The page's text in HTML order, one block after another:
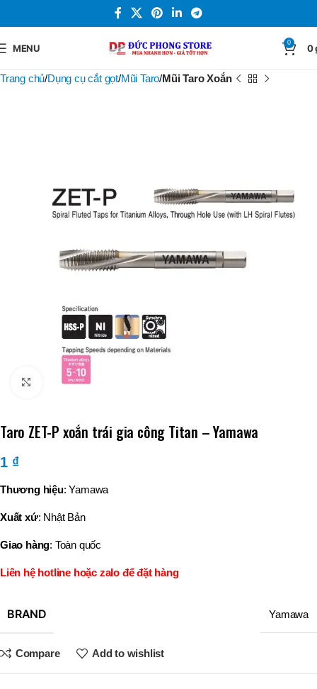
MENU 0 0
Trang chủ Dụng cụ cắt gọt Mũi Taro Mũi Taro Xoắn
Click to enlarge
Taro ZET-P xoắn trái gia công Titan – Yamawa
1 ₫
Thương hiệu: Yamawa
Xuất xứ: Nhật Bản
Giao hàng: Toàn quốc
Liên hệ hotline hoặc zalo để đặt hàng
BRAND Yamawa
Compare Add to wishlist